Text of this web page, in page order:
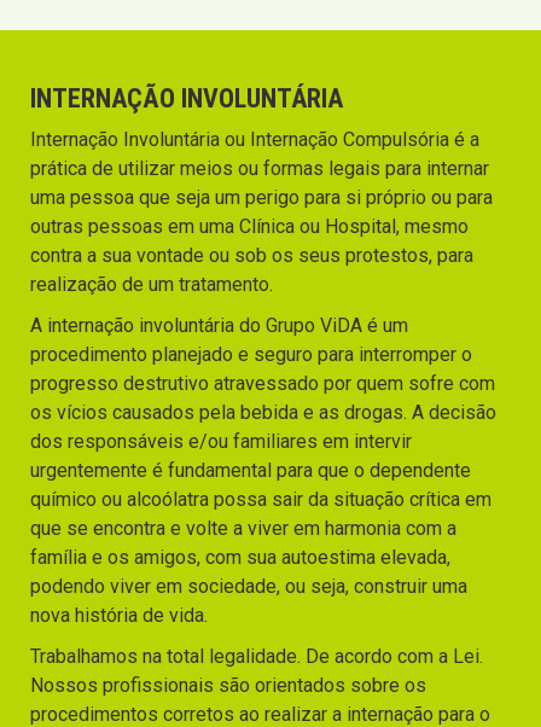
INTERNAÇÃO INVOLUNTÁRIA
Internação Involuntária ou Internação Compulsória é a
prática de utilizar meios ou formas legais para internar
uma pessoa que seja um perigo para si próprio ou para
outras pessoas em uma Clínica ou Hospital, mesmo
contra a sua vontade ou sob os seus protestos, para
realização de um tratamento.
A internação involuntária do Grupo ViDA é um
procedimento planejado e seguro para interromper o
progresso destrutivo atravessado por quem sofre com
os vícios causados pela bebida e as drogas. A decisão
dos responsáveis e/ou familiares em intervir
urgentemente é fundamental para que o dependente
químico ou alcoólatra possa sair da situação crítica em
que se encontra e volte a viver em harmonia com a
família e os amigos, com sua autoestima elevada,
podendo viver em sociedade, ou seja, construir uma
nova história de vida.
Trabalhamos na total legalidade. De acordo com a Lei.
Nossos profissionais são orientados sobre os
procedimentos corretos ao realizar a internação para o